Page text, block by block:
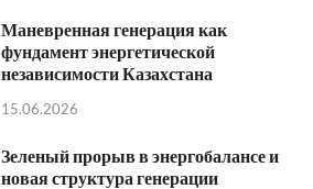
Маневренная генерация как
фундамент энергетической
независимости Казахстана
15.06.2026
Зеленый прорыв в энергобалансе и
новая структура генерации